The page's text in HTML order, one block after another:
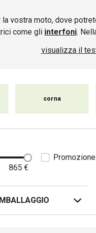
vostra moto, dove
come gli interfoni.
da moto per garantire
visualizza il
corna
865 €
Promozione